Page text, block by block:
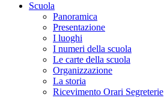
Scuola
Panoramica
Presentazione
I luoghi
I numeri della scuola
Le carte della scuola
Organizzazione
La storia
Ricevimento Orari Segreterie